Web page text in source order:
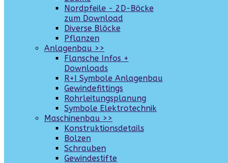
Nordpfeile - 2D-Böcke
zum Download
Diverse Blöcke
Pflanzen
Anlagenbau >>
Flansche Infos +
Downloads
R+I Symbole Anlagenbau
Gewindefittings
Rohrleitungsplanung
Symbole Elektrotechnik
Maschinenbau >>
Konstruktionsdetails
Bolzen
Schrauben
Gewindestifte